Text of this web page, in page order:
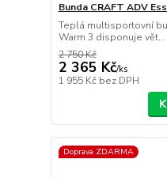
Bunda CRAFT ADV
Teplá multisportovní
Warm 3 disponuje vět...
2 750 Kč
2 365 Kč/ks
1 955 Kč bez DPH
Doprava ZDARMA